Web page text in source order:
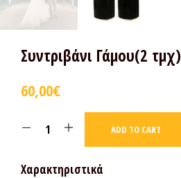
Συντριβάνι Γάμου(2 τμχ)
60,00€
ADD TO CART
Χαρακτηριστικά